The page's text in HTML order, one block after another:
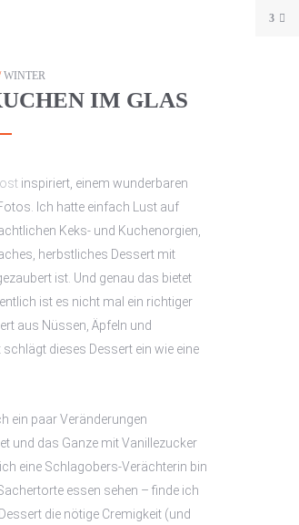
3
WINTER
IM GLAS
inspiriert, einem wunderbaren
Ich hatte einfach Lust auf
Keks- und Kuchenorgien,
herbstliches Dessert mit
ist. Und genau das bietet
ist es nicht mal ein richtiger
aus Nüssen, Äpfeln und
dieses Dessert ein wie eine
ein paar Veränderungen
und das Ganze mit Vanillezucker
eine Schlagobers-Verächterin bin
essen sehen – finde ich
die nötige Cremigkeit (und